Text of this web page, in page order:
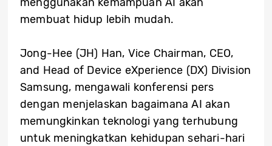
membuat hidup lebih mudah.
Jong-Hee (JH) Han, Vice Chairman, CEO,
and Head of Device eXperience (DX) Division
Samsung, mengawali konferensi pers
dengan menjelaskan bagaimana AI akan
memungkinkan teknologi yang terhubung
untuk meningkatkan kehidupan sehari-hari